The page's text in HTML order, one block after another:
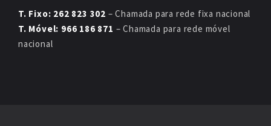
T. Fixo: 262 823 302 – Chamada para rede fixa nacional
T. Móvel: 966 186 871 – Chamada para rede móvel
nacional